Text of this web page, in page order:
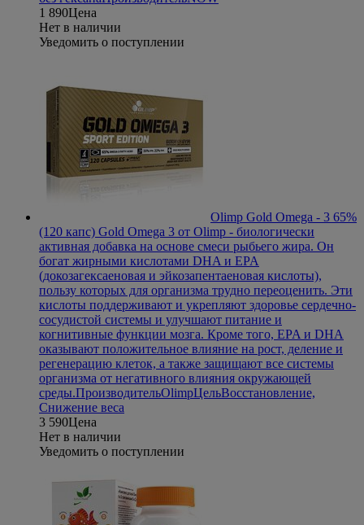
1 890Цена
Нет в наличии
Уведомить о поступлении
Olimp Gold Omega - 3 65%
(120 капс) Gold Omega 3 от Olimp - биологически
активная добавка на основе смеси рыбьего жира. Он
богат жирными кислотами DHA и EPA
(докозагексаеновая и эйкозапентаеновая кислоты),
пользу которых для организма трудно переоценить. Эти
кислоты поддерживают и укрепляют здоровье сердечно-
сосудистой системы и улучшают питание и
когнитивные функции мозга. Кроме того, EPA и DHA
оказывают положительное влияние на рост, деление и
регенерацию клеток, а также защищают все системы
организма от негативного влияния окружающей
среды.ПроизводительOlimpЦельВосстановление,
Снижение веса
3 590Цена
Нет в наличии
Уведомить о поступлении